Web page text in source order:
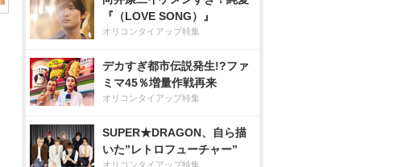
『（LOVE SONG）』
オリコンタイアップ特集
デカすぎ都市伝説発生!?ファ
ミマ45％増量作戦再来
オリコンタイアップ特集
SUPER★DRAGON、自ら描
いた”レトロフューチャー”
オリコンタイアップ特集